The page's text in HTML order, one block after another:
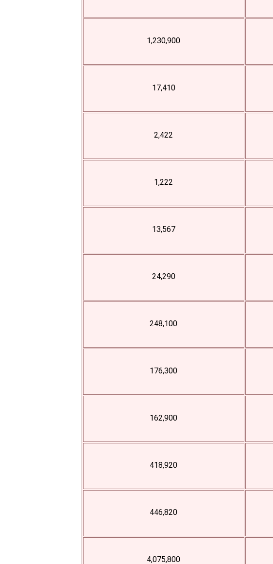
1,230,900
17,410
2,422
1,222
13,567
24,290
248,100
176,300
162,900
418,920
446,820
4,075,800